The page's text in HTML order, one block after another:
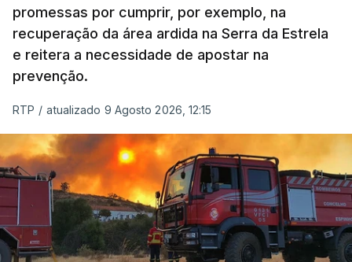
promessas por cumprir, por exemplo, na
recuperação da área ardida na Serra da Estrela
e reitera a necessidade de apostar na
prevenção.
RTP / atualizado 9 Agosto 2026, 12:15